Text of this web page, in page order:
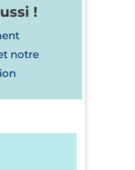
!
notre